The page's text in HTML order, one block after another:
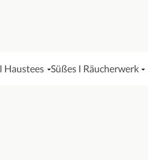
Haustees Süßes I Räucherwerk